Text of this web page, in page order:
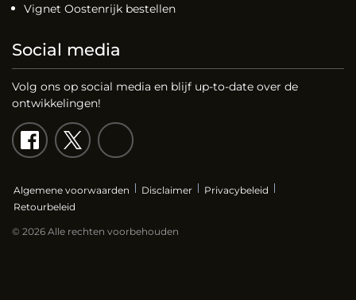
Vignet Oostenrijk bestellen
Social media
Volg ons op social media en blijf up-to-date over de
ontwikkelingen!
Algemene voorwaarden Disclaimer
Privacybeleid
Retourbeleid
© 2026 Alle rechten voorbehouden